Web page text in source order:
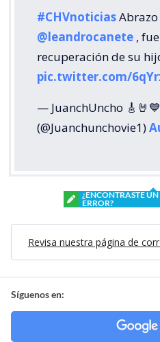
#CHVnoticias
@leandrocanete ,
recuperación de su
pic.twitter.com/
— JuanchUncho 🎸🤘💙
(@Juanchunchovie1)
¿ENCONTRASTE UN
ERROR?
Revisa nuestra página de
Síguenos en: